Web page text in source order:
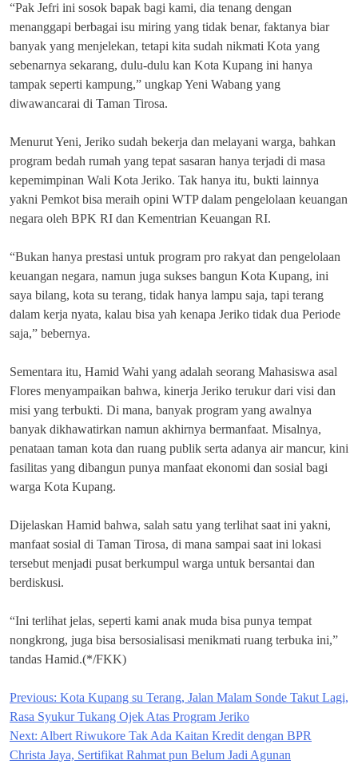
“Pak Jefri ini sosok bapak bagi kami, dia tenang dengan
menanggapi berbagai isu miring yang tidak benar, faktanya biar
banyak yang menjelekan, tetapi kita sudah nikmati Kota yang
sebenarnya sekarang, dulu-dulu kan Kota Kupang ini hanya
tampak seperti kampung,” ungkap Yeni Wabang yang
diwawancarai di Taman Tirosa.
Menurut Yeni, Jeriko sudah bekerja dan melayani warga, bahkan
program bedah rumah yang tepat sasaran hanya terjadi di masa
kepemimpinan Wali Kota Jeriko. Tak hanya itu, bukti lainnya
yakni Pemkot bisa meraih opini WTP dalam pengelolaan keuangan
negara oleh BPK RI dan Kementrian Keuangan RI.
“Bukan hanya prestasi untuk program pro rakyat dan pengelolaan
keuangan negara, namun juga sukses bangun Kota Kupang, ini
saya bilang, kota su terang, tidak hanya lampu saja, tapi terang
dalam kerja nyata, kalau bisa yah kenapa Jeriko tidak dua Periode
saja,” bebernya.
Sementara itu, Hamid Wahi yang adalah seorang Mahasiswa asal
Flores menyampaikan bahwa, kinerja Jeriko terukur dari visi dan
misi yang terbukti. Di mana, banyak program yang awalnya
banyak dikhawatirkan namun akhirnya bermanfaat. Misalnya,
penataan taman kota dan ruang publik serta adanya air mancur, kini
fasilitas yang dibangun punya manfaat ekonomi dan sosial bagi
warga Kota Kupang.
Dijelaskan Hamid bahwa, salah satu yang terlihat saat ini yakni,
manfaat sosial di Taman Tirosa, di mana sampai saat ini lokasi
tersebut menjadi pusat berkumpul warga untuk bersantai dan
berdiskusi.
“Ini terlihat jelas, seperti kami anak muda bisa punya tempat
nongkrong, juga bisa bersosialisasi menikmati ruang terbuka ini,”
tandas Hamid.(*/FKK)
Navigasi
pos
Previous: Kota Kupang su Terang, Jalan Malam Sonde Takut Lagi,
Rasa Syukur Tukang Ojek Atas Program Jeriko
Next: Albert Riwukore Tak Ada Kaitan Kredit dengan BPR
Christa Jaya, Sertifikat Rahmat pun Belum Jadi Agunan